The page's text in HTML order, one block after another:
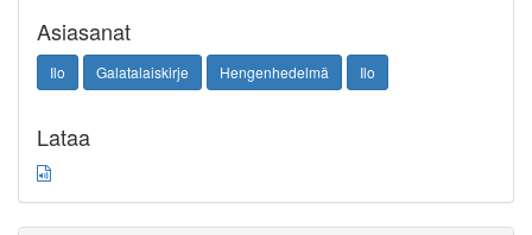
Asiasanat
Ilo Galatalaiskirje Hengenhedelmä Ilo
Lataa